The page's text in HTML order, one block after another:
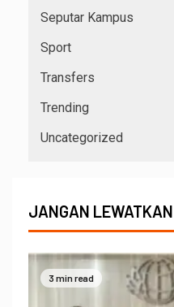
Seputar Kampus
Sport
Transfers
Trending
Uncategorized
JANGAN
3 min read